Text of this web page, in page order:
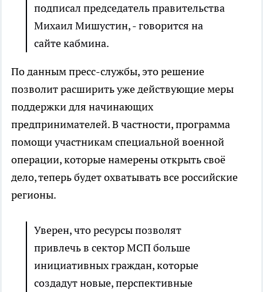
подписал председатель правительства
Михаил Мишустин, - говорится на
сайте кабмина.
По данным пресс-службы, это решение
позволит расширить уже действующие меры
поддержки для начинающих
предпринимателей. В частности, программа
помощи участникам специальной военной
операции, которые намерены открыть своё
дело, теперь будет охватывать все российские
регионы.
Уверен, что ресурсы позволят
привлечь в сектор МСП больше
инициативных граждан, которые
создадут новые, перспективные